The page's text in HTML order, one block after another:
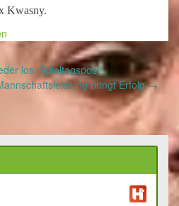
Kwasny.
los: Spieltagspost!
bringt Erfolg→